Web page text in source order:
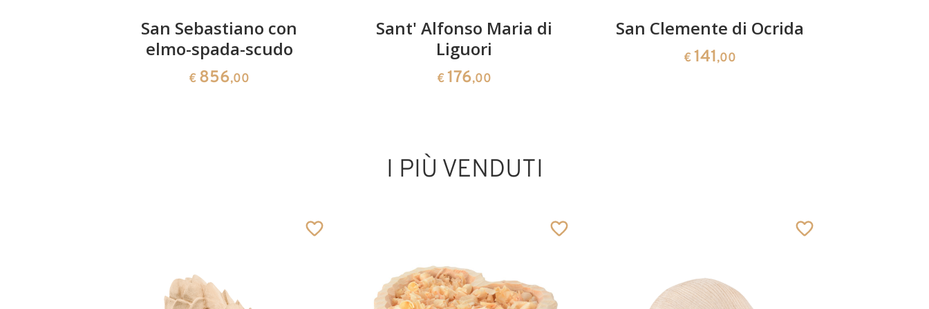
San Sebastiano con
elmo-spada-scudo
€ 856,00
Sant' Alfonso Maria di
Liguori
€ 176,00
San Clemente di Ocrida
€ 141,00
I PIÙ VENDUTI